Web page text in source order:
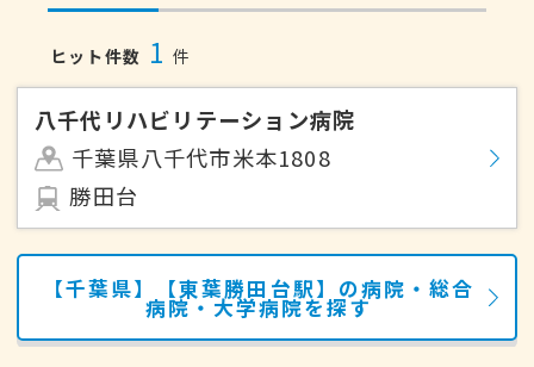
ヒット件数 1 件
八千代リハビリテーション病院
千葉県八千代市米本1808
勝田台
【千葉県】【東葉勝田台駅】の病院・総合
病院・大学病院を探す